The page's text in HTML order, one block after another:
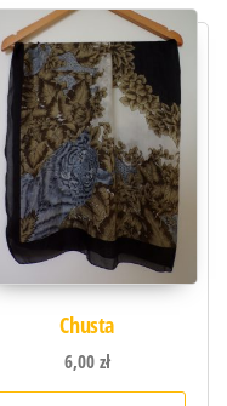
Chusta
6,00zł